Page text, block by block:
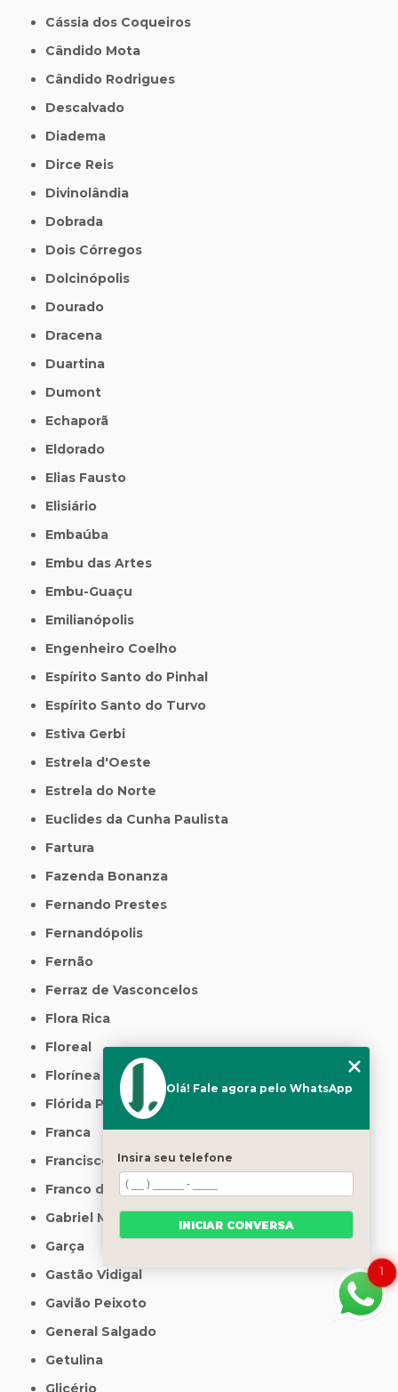
Cássia dos Coqueiros
Cândido Mota
Cândido Rodrigues
Descalvado
Diadema
Dirce Reis
Divinolândia
Dobrada
Dois Córregos
Dolcinópolis
Dourado
Dracena
Duartina
Dumont
Echaporã
Eldorado
Elias Fausto
Elisiário
Embaúba
Embu das Artes
Embu-Guaçu
Emilianópolis
Engenheiro Coelho
Espírito Santo do Pinhal
Espírito Santo do Turvo
Estiva Gerbi
Estrela d'Oeste
Estrela do Norte
Euclides da Cunha Paulista
Fartura
Fazenda Bonanza
Fernando Prestes
Fernandópolis
Fernão
Ferraz de Vasconcelos
Flora Rica
Floreal
Florínea
Flórida Paulista
Franca
Francisco Morato
Franco da Rocha
Gabriel Monteiro
Garça
Gastão Vidigal
Gavião Peixoto
General Salgado
Getulina
Glicério
1
Olá! Fale agora pelo WhatsApp
Insira seu telefone
INICIAR CONVERSA